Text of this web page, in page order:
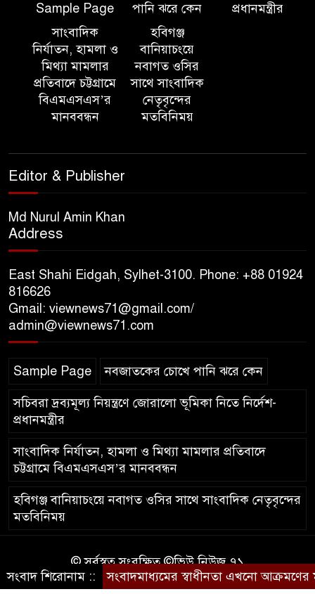
জুলাই গণঅভ্যুত্থান দিবস ২০২৬
উপলক্ষ্যে আলোচনা সভা ও দু’আ
মাহফিল
পরিবেশ রক্ষায় ব্যক্তিগত উদ্যোগ
সমাজের জন্য অনুকরণীয় মডেল-
বিভাগীয় কমিশনার
সিলেট মেট্রোপলিটন পুলিশ
শহীদদের প্রতি গভীর শ্রদ্ধা নিবেদন করেন
মামলায় এক বছরের সাজা
‘সমন্বিত উদ্যোগেই গড়ে উঠবে
আধুনিক সিলেট’ – বাণিজ্যমন্ত্রী
ত্রিতরঙ্গের বাদল সাঁঝের বর্ণাঢ্য
আয়োজন ‘শ্রাবনের মেঘগুলো’
Sample Page
পানি ঝরে কেন
প্রধানমন্ত্রীর
সাংবাদিক
নির্যাতন, হামলা ও
মিথ্যা মামলার
প্রতিবাদে চট্টগ্রামে
বিএমএসএস’র
মানববন্ধন
হবিগঞ্জ
বানিয়াচংয়ে
নবাগত ওসির
সাথে সাংবাদিক
নেতৃবৃন্দের
মতবিনিময়
Editor & Publisher
Md Nurul Amin Khan
Address
East Shahi Eidgah, Sylhet-3100. Phone: +88 01924
816626
Gmail: viewnews71@gmail.com/
admin@viewnews71.com
Sample Page নবজাতকের চোখে পানি ঝরে কেন
সচিবরা দ্রব্যমূল্য নিয়ন্ত্রণে জোরালো ভূমিকা নিতে নির্দেশ-
প্রধানমন্ত্রীর
সাংবাদিক নির্যাতন, হামলা ও মিথ্যা মামলার প্রতিবাদে
চট্টগ্রামে বিএমএসএস’র মানববন্ধন
হবিগঞ্জ বানিয়াচংয়ে নবাগত ওসির সাথে সাংবাদিক নেতৃবৃন্দের
মতবিনিময়
© সর্বস্বত্ব সংরক্ষিত ©ভিউ নিউজ ৭১
কারিগরি সহযোগিতায়ঃআইটিপল্লী
সংবাদ শিরোনাম ::সংবাদমাধ্যমের স্বাধীনতা এখনো আক্রমণের